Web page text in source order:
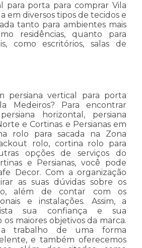
para porta para comprar Vila
em diversos tipos de tecidos e
tanto para ambientes mais
residências, quanto para
como escritórios, salas de
persiana vertical para porta
Medeiros? Para encontrar
horizontal, persiana
e Cortinas e Persianas em
rolo para sacada na Zona
rolo, cortina rolo para
opções de serviços do
e Persianas, você pode
Decor. Com a organização
as suas dúvidas sobre os
além de contar com os
e instalações. Assim, a
sua confiança e sua
os maiores objetivos da marca.
trabalho de uma forma
e também oferecemos